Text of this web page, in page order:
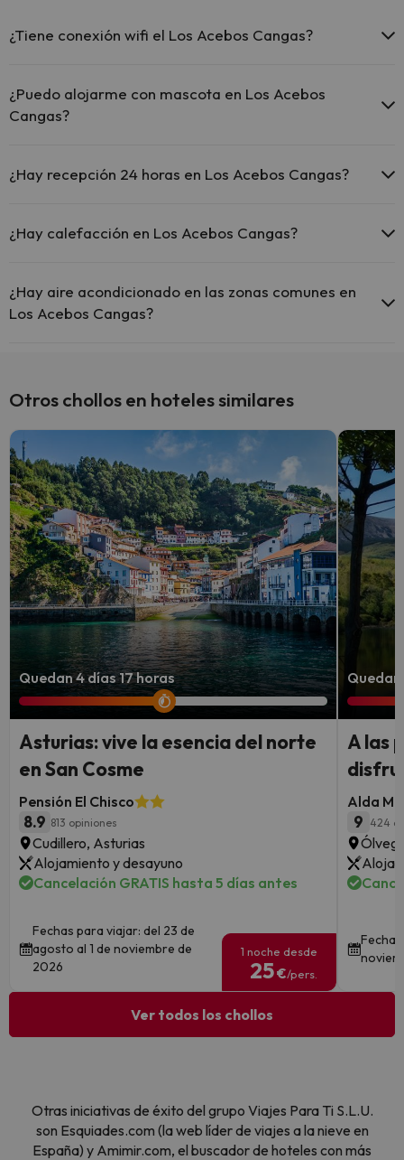
¿Tiene conexión wifi el Los Acebos Cangas?
comunes.
El Los Acebos Cangas dispone de Wi-Fi.
¿Puedo alojarme con mascota en Los Acebos
Cangas?
¿Hay recepción 24 horas en Los Acebos Cangas?
¿Hay calefacción en Los Acebos Cangas?
¿Hay aire acondicionado en las zonas comunes en
Los Acebos Cangas?
Otros chollos en hoteles similares
Quedan 4 días 17 horas
Asturias: vive la esencia del norte
en San Cosme
Pensión El Chisco
8.9 813 opiniones
Cudillero, Asturias
Alojamiento y desayuno
Cancelación GRATIS hasta 5 días antes
Fechas para viajar: del 23 de
agosto al 1 de noviembre de
2026
1 noche desde
25€/pers.
A las
Alda
9 424
Ver todos los chollos
Otras iniciativas de éxito del grupo Viajes Para Ti S.L.U.
son Esquiades.com (la web líder de viajes a la nieve en
España) y Amimir.com, el buscador de hoteles con más